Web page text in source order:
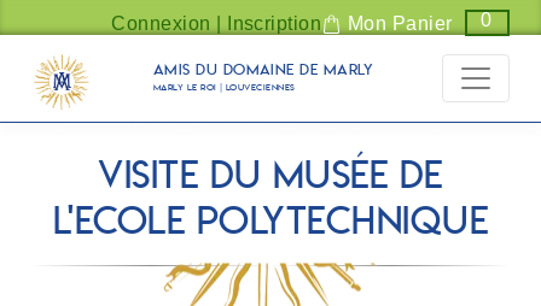
Panneau de gestion des cookies
Connexion | Inscription Mon Panier 0
Amis du Domaine de Marly
Marly Le Roi | Louveciennes
Visite du musée de
l'Ecole Polytechnique